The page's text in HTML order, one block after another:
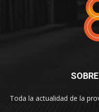
Toda la actualidad de la